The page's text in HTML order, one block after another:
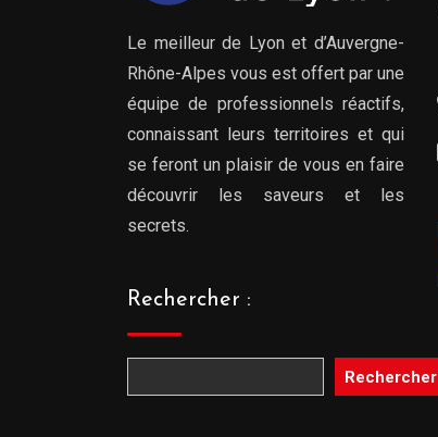
Le meilleur de Lyon et d’Auvergne-
Rhône-Alpes vous est offert par une
équipe de professionnels réactifs,
connaissant leurs territoires et qui
se feront un plaisir de vous en faire
découvrir les saveurs et les
secrets.
Rechercher :
Rechercher